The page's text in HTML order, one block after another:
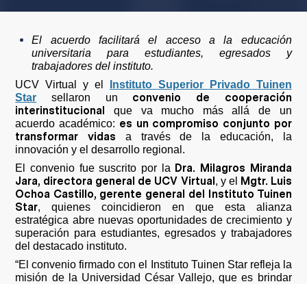
El acuerdo facilitará el acceso a la educación
universitaria para estudiantes, egresados y
trabajadores del instituto.
UCV Virtual y el
Instituto Superior Privado Tuinen
Star sellaron un convenio de cooperación
interinstitucional que va mucho más allá de un
acuerdo académico: es un compromiso conjunto por
transformar vidas a través de la educación, la
innovación y el desarrollo regional.
El convenio fue suscrito por la Dra. Milagros Miranda
Jara, directora general de UCV Virtual, y el Mgtr. Luis
Ochoa Castillo, gerente general del Instituto Tuinen
Star, quienes coincidieron en que esta alianza
estratégica abre nuevas oportunidades de crecimiento y
superación para estudiantes, egresados y trabajadores
del destacado instituto.
“El convenio firmado con el Instituto Tuinen Star refleja la
misión de la Universidad César Vallejo, que es brindar